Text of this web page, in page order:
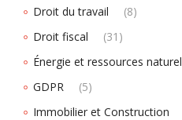
Droit du travail
(8)
Droit fiscal
(31)
Énergie et ressources
GDPR
(5)
Immobilier et Construction